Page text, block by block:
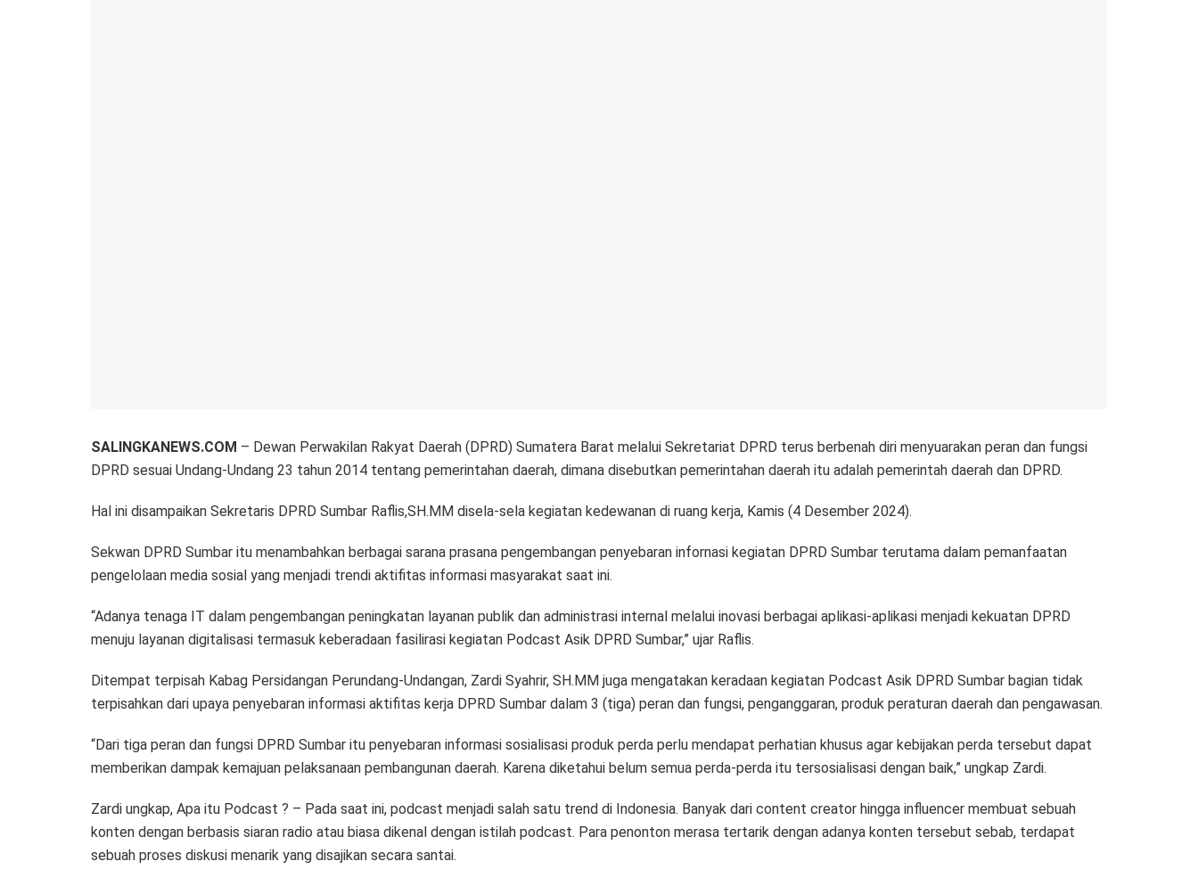
SALINGKANEWS.COM – Dewan Perwakilan Rakyat Daerah (DPRD) Sumatera Barat melalui Sekretariat DPRD terus berbenah diri menyuarakan peran dan fungsi
DPRD sesuai Undang-Undang 23 tahun 2014 tentang pemerintahan daerah, dimana disebutkan pemerintahan daerah itu adalah pemerintah daerah dan DPRD.
Hal ini disampaikan Sekretaris DPRD Sumbar Raflis,SH.MM disela-sela kegiatan kedewanan di ruang kerja, Kamis (4 Desember 2024).
Sekwan DPRD Sumbar itu menambahkan berbagai sarana prasana pengembangan penyebaran infornasi kegiatan DPRD Sumbar terutama dalam pemanfaatan
pengelolaan media sosial yang menjadi trendi aktifitas informasi masyarakat saat ini.
“Adanya tenaga IT dalam pengembangan peningkatan layanan publik dan administrasi internal melalui inovasi berbagai aplikasi-aplikasi menjadi kekuatan DPRD
menuju layanan digitalisasi termasuk keberadaan fasilirasi kegiatan Podcast Asik DPRD Sumbar,” ujar Raflis.
Ditempat terpisah Kabag Persidangan Perundang-Undangan, Zardi Syahrir, SH.MM juga mengatakan keradaan kegiatan Podcast Asik DPRD Sumbar bagian tidak
terpisahkan dari upaya penyebaran informasi aktifitas kerja DPRD Sumbar dalam 3 (tiga) peran dan fungsi, penganggaran, produk peraturan daerah dan pengawasan.
“Dari tiga peran dan fungsi DPRD Sumbar itu penyebaran informasi sosialisasi produk perda perlu mendapat perhatian khusus agar kebijakan perda tersebut dapat
memberikan dampak kemajuan pelaksanaan pembangunan daerah. Karena diketahui belum semua perda-perda itu tersosialisasi dengan baik,” ungkap Zardi.
Zardi ungkap, Apa itu Podcast ? – Pada saat ini, podcast menjadi salah satu trend di Indonesia. Banyak dari content creator hingga influencer membuat sebuah
konten dengan berbasis siaran radio atau biasa dikenal dengan istilah podcast. Para penonton merasa tertarik dengan adanya konten tersebut sebab, terdapat
sebuah proses diskusi menarik yang disajikan secara santai.